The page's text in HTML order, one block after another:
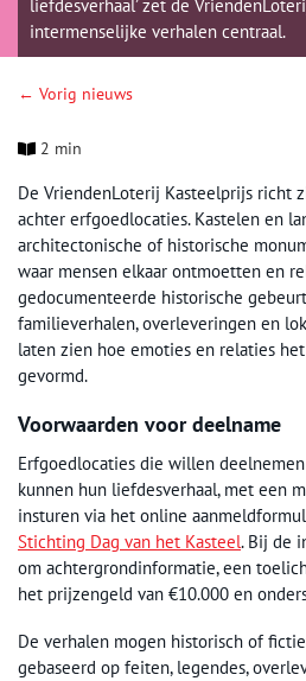
liefdesverhaal’ zet de
intermenselijke verhalen centraal.
← Vorig nieuws
2 min
De VriendenLoterij Kasteelprijs richt
achter erfgoedlocaties. Kastelen en
architectonische of historische
waar mensen elkaar ontmoetten en
gedocumenteerde historische
familieverhalen, overleveringen en
laten zien hoe emoties en relaties
gevormd.
Voorwaarden voor deelname
Erfgoedlocaties die willen
kunnen hun liefdesverhaal, met een
insturen via het online
Stichting Dag van het Kasteel. Bij de
om achtergrondinformatie, een
het prijzengeld van €10.000 en
De verhalen mogen historisch of
gebaseerd op feiten, legendes,